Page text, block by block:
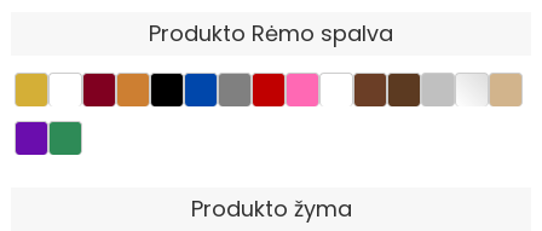
Produkto Rėmo spalva
Produkto žyma